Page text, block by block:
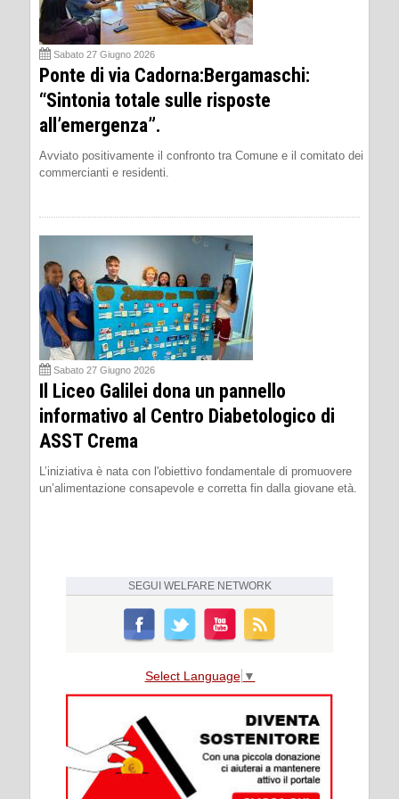
Sabato 27 Giugno 2026
Ponte di via Cadorna:Bergamaschi:
“Sintonia totale sulle risposte
all’emergenza”.
Avviato positivamente il confronto tra Comune e il comitato dei
commercianti e residenti.
Sabato 27 Giugno 2026
Il Liceo Galilei dona un pannello
informativo al Centro Diabetologico di
ASST Crema
L’iniziativa è nata con l'obiettivo fondamentale di promuovere
un’alimentazione consapevole e corretta fin dalla giovane età.
SEGUI WELFARE NETWORK
Select Language ▼